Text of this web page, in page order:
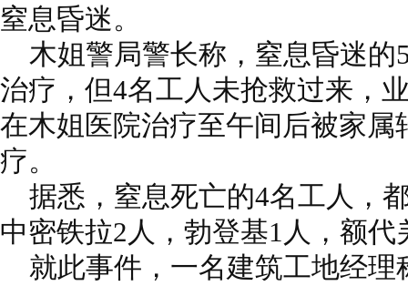
窒息昏迷。
木姐警局警长称，窒息昏迷的
治疗，但4名工人未抢救过来，
在木姐医院治疗至午间后被家属
疗。
据悉，窒息死亡的4名工人，
中密铁拉2人，勃登基1人，额代
就此事件，一名建筑工地经理